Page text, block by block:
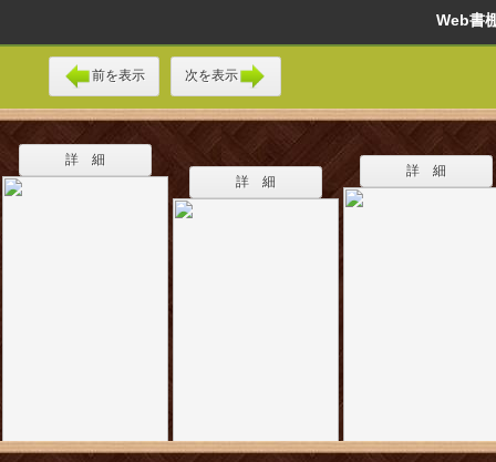
Web
前を表示 次を表示
詳 細
詳 細
詳 細